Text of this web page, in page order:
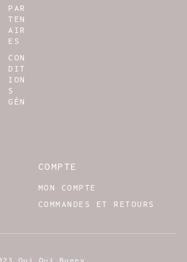
PAR
TEN
AIR
ES
CON
DIT
ION
S
GÉN
COMPTE
MON COMPTE
COMMANDES ET RETOURS
Oui Oui Bunny